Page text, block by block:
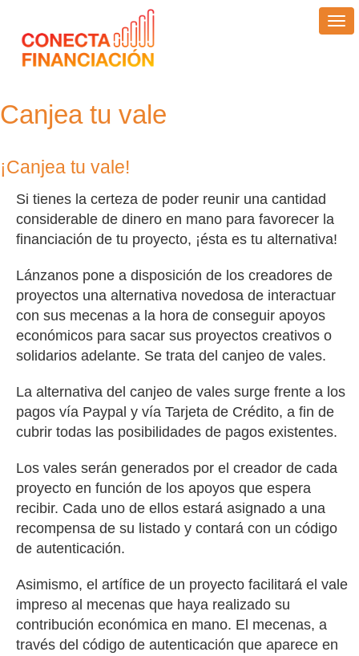
Canjea tu vale
¡Canjea tu vale!
Si tienes la certeza de poder reunir una cantidad
considerable de dinero en mano para favorecer la
financiación de tu proyecto, ¡ésta es tu alternativa!
Lánzanos pone a disposición de los creadores de
proyectos una alternativa novedosa de interactuar
con sus mecenas a la hora de conseguir apoyos
económicos para sacar sus proyectos creativos o
solidarios adelante. Se trata del canjeo de vales.
La alternativa del canjeo de vales surge frente a los
pagos vía Paypal y vía Tarjeta de Crédito, a fin de
cubrir todas las posibilidades de pagos existentes.
Los vales serán generados por el creador de cada
proyecto en función de los apoyos que espera
recibir. Cada uno de ellos estará asignado a una
recompensa de su listado y contará con un código
de autenticación.
Asimismo, el artífice de un proyecto facilitará el vale
impreso al mecenas que haya realizado su
contribución económica en mano. El mecenas, a
través del código de autenticación que aparece en